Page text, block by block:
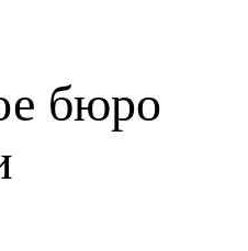
бюро